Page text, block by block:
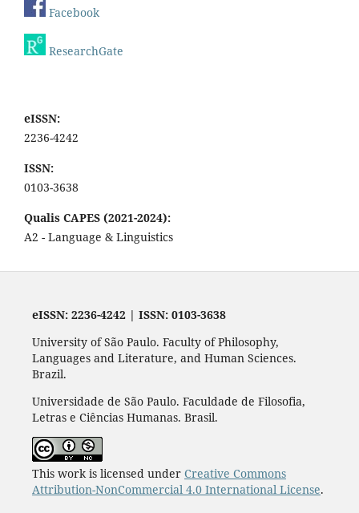
Facebook
ResearchGate
eISSN:
2236-4242
ISSN:
0103-3638
Qualis CAPES (2021-2024):
A2 - Language & Linguistics
eISSN: 2236-4242 | ISSN: 0103-3638
University of São Paulo. Faculty of Philosophy,
Languages and Literature, and Human Sciences.
Brazil.
Universidade de São Paulo. Faculdade de Filosofia,
Letras e Ciências Humanas. Brasil.
This work is licensed under Creative Commons
Attribution-NonCommercial 4.0 International License.